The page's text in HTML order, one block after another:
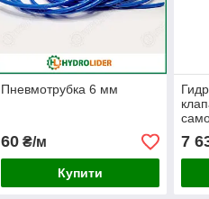
Пневмотрубка 6 мм
60₴/м
Купити
7